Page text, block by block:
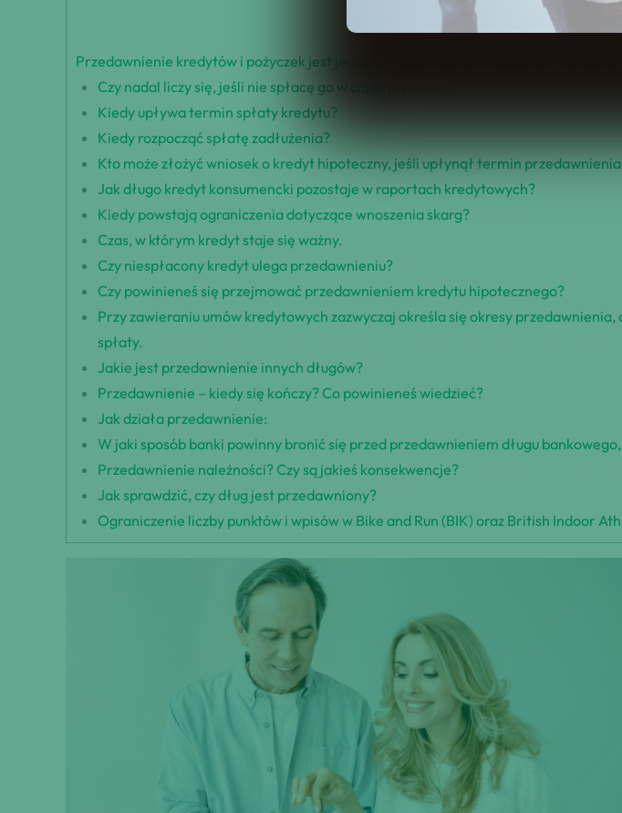
Przedawnienie kredytów i pożyczek jest jednym z największych problemów
Czy nadal liczy się, jeśli nie spłacę go w ciągu pięciu lat?
Kiedy upływa termin spłaty kredytu?
Kiedy rozpocząć spłatę zadłużenia?
Kto może złożyć wniosek o kredyt hipoteczny, jeśli upłynął termin
Jak długo kredyt konsumencki pozostaje w raportach kredytowych?
Kiedy powstają ograniczenia dotyczące wnoszenia skarg?
Czas, w którym kredyt staje się ważny.
Czy niespłacony kredyt ulega przedawnieniu?
Czy powinieneś się przejmować przedawnieniem kredytu hipotecznego?
Przy zawieraniu umów kredytowych zazwyczaj określa się okresy
spłaty.
Jakie jest przedawnienie innych długów?
Przedawnienie – kiedy się kończy? Co powinieneś wiedzieć?
Jak działa przedawnienie:
W jaki sposób banki powinny bronić się przed przedawnieniem długu
Przedawnienie należności? Czy są jakieś konsekwencje?
Jak sprawdzić, czy dług jest przedawniony?
Ograniczenie liczby punktów i wpisów w Bike and Run (BIK) oraz British Indoor